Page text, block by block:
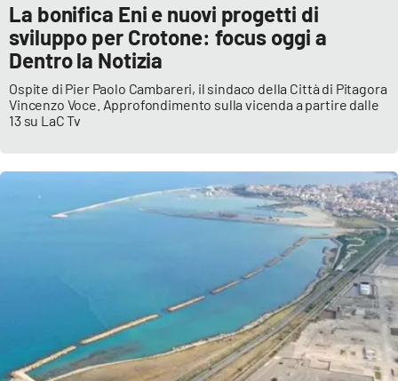
Lacitymag.it
Lacapitalenews.it
Ilreggino.it
Ilvibonese.it
Android
La bonifica Eni e nuovi progetti di
sviluppo per Crotone: focus oggi a
Dentro la Notizia
Ospite di Pier Paolo Cambareri, il sindaco della Città di Pitagora
Vincenzo Voce. Approfondimento sulla vicenda a partire dalle
13 su LaC Tv